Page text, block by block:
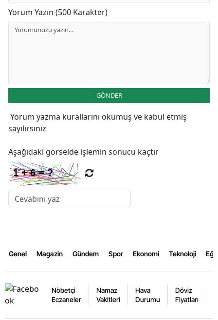
Yorum Yazın (500 Karakter)
GÖNDER
Yorum yazma kurallarını okumuş ve kabul etmiş
sayılırsınız
Aşağıdaki görselde işlemin sonucu kaçtır
Genel Magazin Gündem Spor Ekonomi Teknoloji
Nöbetçi
Eczaneler
Namaz
Vakitleri
Hava
Durumu
Döviz
Fiyatları